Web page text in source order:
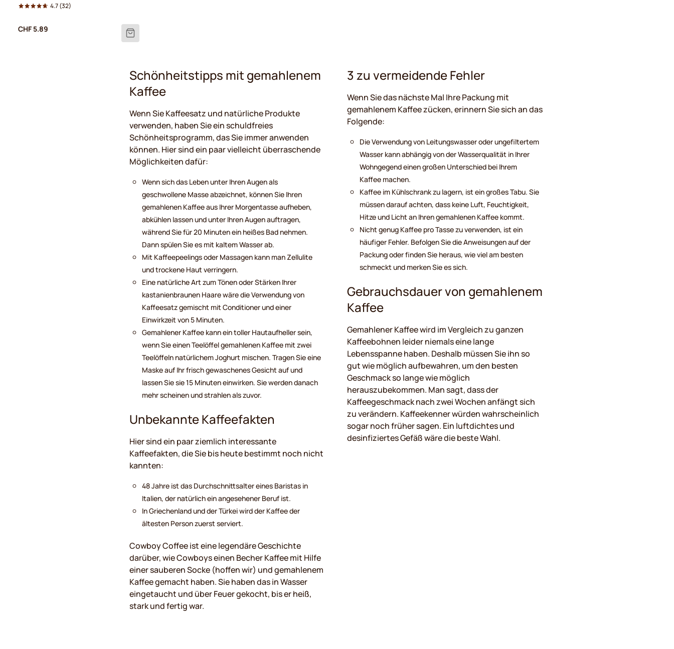
4.7(32)
CHF 5.89
Schönheitstipps mit gemahlenem
Kaffee
Wenn Sie Kaffeesatz und natürliche Produkte
verwenden, haben Sie ein schuldfreies
Schönheitsprogramm, das Sie immer anwenden
können. Hier sind ein paar vielleicht überraschende
Möglichkeiten dafür:
Wenn sich das Leben unter Ihren Augen als
geschwollene Masse abzeichnet, können Sie Ihren
gemahlenen Kaffee aus Ihrer Morgentasse aufheben,
abkühlen lassen und unter Ihren Augen auftragen,
während Sie für 20 Minuten ein heißes Bad nehmen.
Dann spülen Sie es mit kaltem Wasser ab.
Mit Kaffeepeelings oder Massagen kann man Zellulite
und trockene Haut verringern.
Eine natürliche Art zum Tönen oder Stärken Ihrer
kastanienbraunen Haare wäre die Verwendung von
Kaffeesatz gemischt mit Conditioner und einer
Einwirkzeit von 5 Minuten.
Gemahlener Kaffee kann ein toller Hautaufheller sein,
wenn Sie einen Teelöffel gemahlenen Kaffee mit zwei
Teelöffeln natürlichem Joghurt mischen. Tragen Sie eine
Maske auf Ihr frisch gewaschenes Gesicht auf und
lassen Sie sie 15 Minuten einwirken. Sie werden danach
mehr scheinen und strahlen als zuvor.
Unbekannte Kaffeefakten
Hier sind ein paar ziemlich interessante
Kaffeefakten, die Sie bis heute bestimmt noch nicht
kannten:
48 Jahre ist das Durchschnittsalter eines Baristas in
Italien, der natürlich ein angesehener Beruf ist.
In Griechenland und der Türkei wird der Kaffee der
ältesten Person zuerst serviert.
Cowboy Coffee ist eine legendäre Geschichte
darüber, wie Cowboys einen Becher Kaffee mit Hilfe
einer sauberen Socke (hoffen wir) und gemahlenem
Kaffee gemacht haben. Sie haben das in Wasser
eingetaucht und über Feuer gekocht, bis er heiß,
stark und fertig war.
3 zu vermeidende Fehler
Wenn Sie das nächste Mal Ihre Packung mit
gemahlenem Kaffee zücken, erinnern Sie sich an das
Folgende:
Die Verwendung von Leitungswasser oder ungefiltertem
Wasser kann abhängig von der Wasserqualität in Ihrer
Wohngegend einen großen Unterschied bei Ihrem
Kaffee machen.
Kaffee im Kühlschrank zu lagern, ist ein großes Tabu. Sie
müssen darauf achten, dass keine Luft, Feuchtigkeit,
Hitze und Licht an Ihren gemahlenen Kaffee kommt.
Nicht genug Kaffee pro Tasse zu verwenden, ist ein
häufiger Fehler. Befolgen Sie die Anweisungen auf der
Packung oder finden Sie heraus, wie viel am besten
schmeckt und merken Sie es sich.
Gebrauchsdauer von gemahlenem
Kaffee
Gemahlener Kaffee wird im Vergleich zu ganzen
Kaffeebohnen leider niemals eine lange
Lebensspanne haben. Deshalb müssen Sie ihn so
gut wie möglich aufbewahren, um den besten
Geschmack so lange wie möglich
herauszubekommen. Man sagt, dass der
Kaffeegeschmack nach zwei Wochen anfängt sich
zu verändern. Kaffeekenner würden wahrscheinlich
sogar noch früher sagen. Ein luftdichtes und
desinfiziertes Gefäß wäre die beste Wahl.